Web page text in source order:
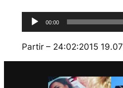
Lecteur
audio
00:00
Partir – 24:02:2015 19.07